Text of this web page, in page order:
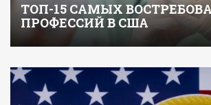
ТОП-15 САМЫХ
ПРОФЕССИЙ В США